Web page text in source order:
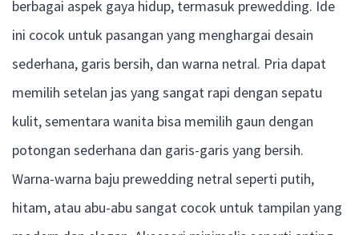
berbagai aspek gaya hidup, termasuk prewedding. Ide
ini cocok untuk pasangan yang menghargai desain
sederhana, garis bersih, dan warna netral. Pria dapat
memilih setelan jas yang sangat rapi dengan sepatu
kulit, sementara wanita bisa memilih gaun dengan
potongan sederhana dan garis-garis yang bersih.
Warna-warna baju prewedding netral seperti putih,
hitam, atau abu-abu sangat cocok untuk tampilan yang